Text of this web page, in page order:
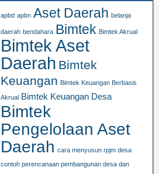
apbd apbn Aset Daerah belanja
daerah bendahara Bimtek Bimtek Akrual
Bimtek Aset
Daerah Bimtek
Keuangan Bimtek Keuangan Berbasis
Akrual Bimtek Keuangan Desa
Bimtek
Pengelolaan Aset
Daerah cara menyusun rpjm desa
contoh perencanaan pembangunan desa dan